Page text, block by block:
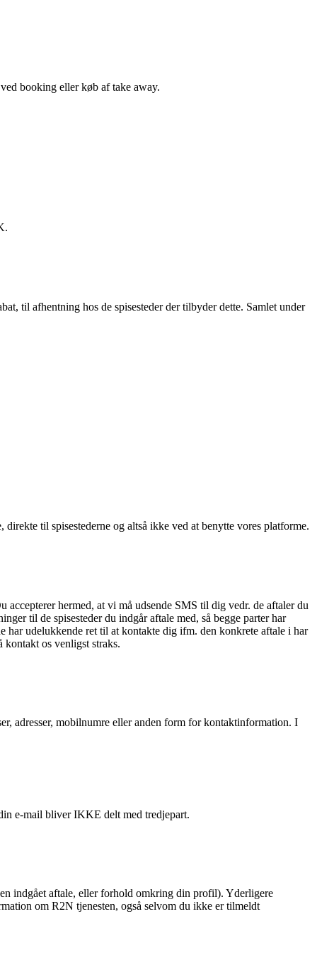
booking eller køb af take away.
til afhentning hos de spisesteder der tilbyder dette. Samlet under
til spisestederne og altså ikke ved at benytte vores platforme.
hermed, at vi må udsende SMS til dig vedr. de aftaler du
til de spisesteder du indgår aftale med, så begge parter har
udelukkende ret til at kontakte dig ifm. den konkrete aftale i har
kontakt os venligst straks.
adresser, mobilnumre eller anden form for kontaktinformation. I
e-mail bliver IKKE delt med tredjepart.
indgået aftale, eller forhold omkring din profil). Yderligere
om R2N tjenesten, også selvom du ikke er tilmeldt